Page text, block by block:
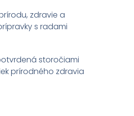
zdravie a
s radami
storočiami
prírodného zdravia